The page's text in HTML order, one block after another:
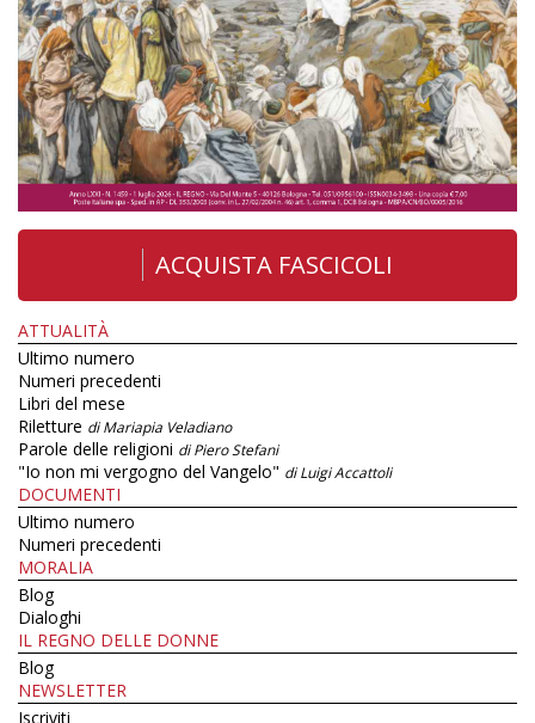
ACQUISTA FASCICOLI
ATTUALITÀ
Ultimo numero
Numeri precedenti
Libri del mese
Riletture di Mariapia Veladiano
Parole delle religioni di Piero Stefani
"Io non mi vergogno del Vangelo" di Luigi Accattoli
DOCUMENTI
Ultimo numero
Numeri precedenti
MORALIA
Blog
Dialoghi
IL REGNO DELLE DONNE
Blog
NEWSLETTER
Iscriviti